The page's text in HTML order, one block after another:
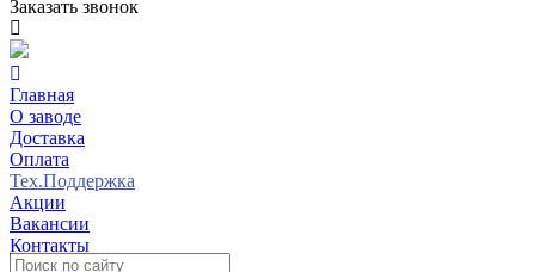
Заказать звонок
Главная
О заводе
Доставка
Оплата
Тех.Поддержка
Акции
Вакансии
Контакты